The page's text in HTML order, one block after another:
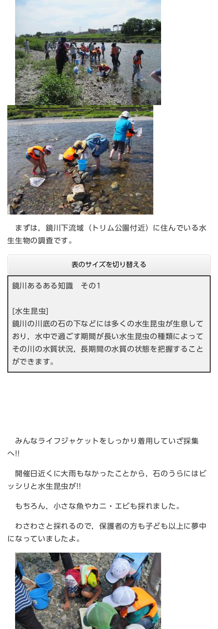
まずは，鏡川下流域（トリム公園付近）に住んでいる水
生生物の調査です。
表のサイズを切り替える
鏡川あるある知識 その1
[水生昆虫]
鏡川の川底の石の下などには多くの水生昆虫が生息して
おり，水中で過ごす期間が長い水生昆虫の種類によって
その川の水質状況，長期間の水質の状態を把握すること
ができます。
みんなライフジャケットをしっかり着用していざ採集
へ!!
開催日近くに大雨もなかったことから，石のうらにはビ
ッシリと水生昆虫が!!
もちろん，小さな魚やカニ・エビも採れました。
わさわさと採れるので，保護者の方も子ども以上に夢中
になっていましたよ。